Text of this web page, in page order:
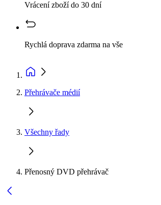
Vrácení zboží do 30 dní
Rychlá doprava zdarma na vše
Přehrávače médií
Všechny řady
Přenosný DVD přehrávač